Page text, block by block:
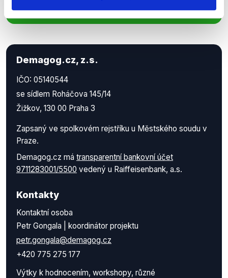
Demagog.cz, z.s.
IČO: 05140544
se sídlem Roháčova 145/14
Žižkov, 130 00 Praha 3
Zapsaný ve spolkovém rejstříku u Městského soudu v
Praze.
Demagog.cz má transparentní bankovní účet
9711283001/5500 vedený u Raiffeisenbank, a.s.
Kontakty
Kontaktní osoba
Petr Gongala | koordinátor projektu
petr.gongala@demagog.cz
+420 775 275 177
Výtky k hodnocením, workshopy, různé